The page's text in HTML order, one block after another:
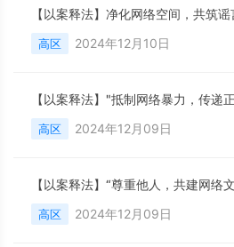
【以案释法】净化网络空间，共筑
高区 2024年12月10日
【以案释法】"抵制网络暴力，传递
高区 2024年12月09日
【以案释法】“尊重他人，共建网络
高区 2024年12月09日